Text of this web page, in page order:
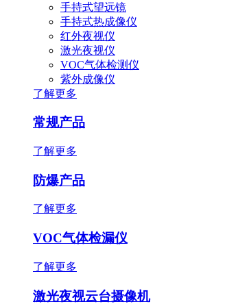
手持式望远镜
手持式热成像仪
红外夜视仪
激光夜视仪
VOC气体检测仪
紫外成像仪
了解更多
常规产品
了解更多
防爆产品
了解更多
VOC气体检漏仪
了解更多
激光夜视云台摄像机